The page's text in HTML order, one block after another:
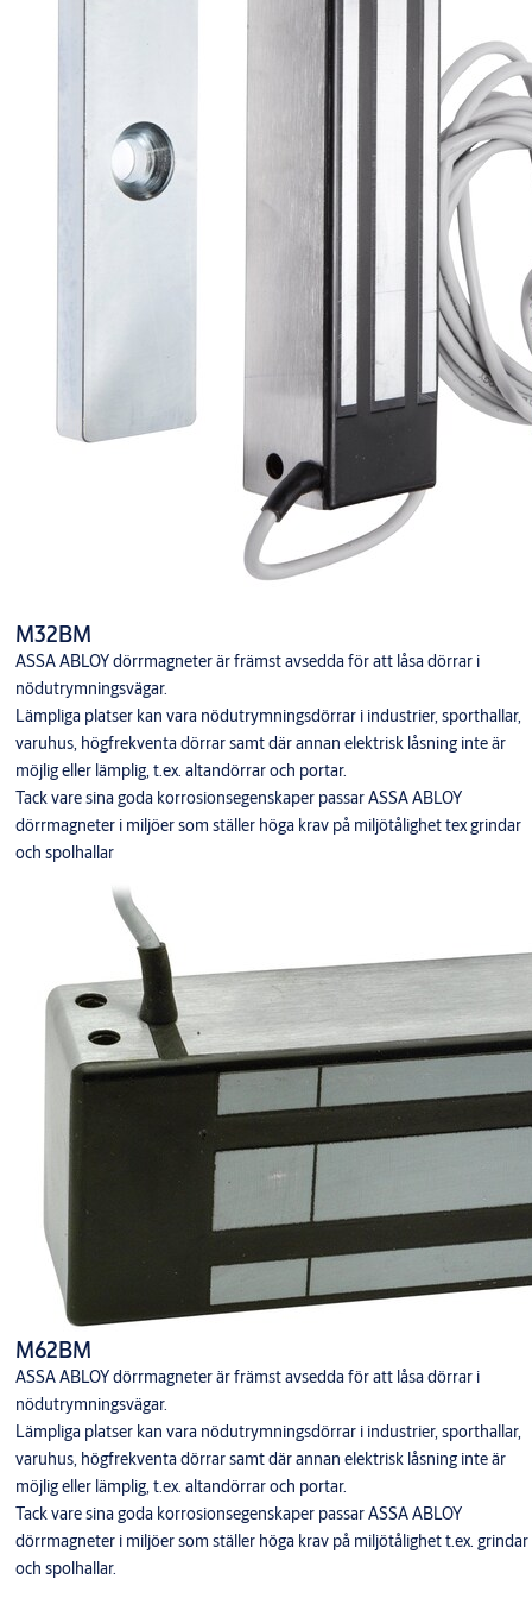
M32BM
ASSA ABLOY dörrmagneter är främst avsedda för att låsa dörrar i
nödutrymningsvägar.
Lämpliga platser kan vara nödutrymningsdörrar i industrier, sporthallar,
varuhus, högfrekventa dörrar samt där annan elektrisk låsning inte är
möjlig eller lämplig, t.ex. altandörrar och portar.
Tack vare sina goda korrosionsegenskaper passar ASSA ABLOY
dörrmagneter i miljöer som ställer höga krav på miljötålighet tex grindar
och spolhallar
M62BM
ASSA ABLOY dörrmagneter är främst avsedda för att låsa dörrar i
nödutrymningsvägar.
Lämpliga platser kan vara nödutrymningsdörrar i industrier, sporthallar,
varuhus, högfrekventa dörrar samt där annan elektrisk låsning inte är
möjlig eller lämplig, t.ex. altandörrar och portar.
Tack vare sina goda korrosionsegenskaper passar ASSA ABLOY
dörrmagneter i miljöer som ställer höga krav på miljötålighet t.ex. grindar
och spolhallar.